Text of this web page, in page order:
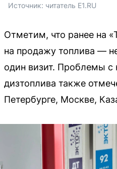
Источник: читатель E1.RU
Отметим, что ранее на
на продажу топлива —
один визит. Проблемы с
дизтоплива также
Петербурге, Москве,